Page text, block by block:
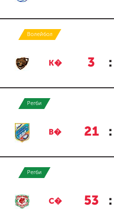
Волейбол
К� 3 :
Регби
В� 21 :
Регби
С� 53 :